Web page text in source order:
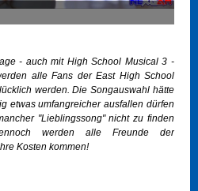
- auch mit High School Musical 3 -
alle Fans der East High School
werden. Die Songauswahl hätte
etwas umfangreicher ausfallen dürfen
"Lieblingssong" nicht zu finden
werden alle Freunde der
Kosten kommen!